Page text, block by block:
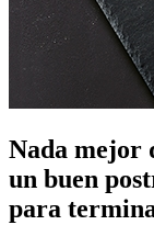
Nada mejor
un buen
para